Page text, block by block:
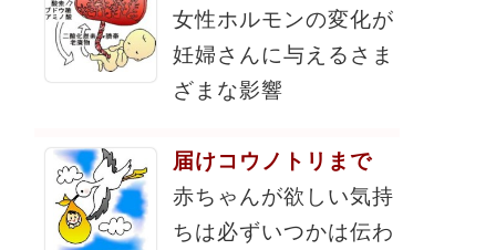
女性ホルモンの変化が
妊婦さんに与えるさま
ざまな影響
届けコウノトリまで
赤ちゃんが欲しい気持
ちは必ずいつかは伝わ